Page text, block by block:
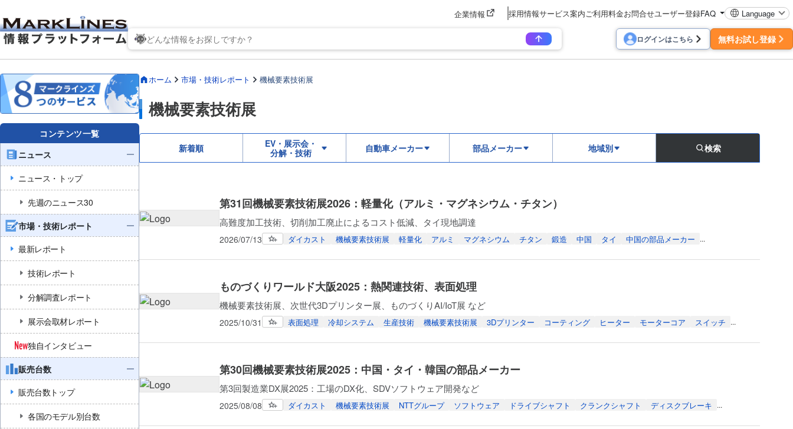
企業情報 採用情報サービス案内 ご利用料金お問合せユーザー登録FAQ Language
ログインはこちら 無料お試し登録
コンテンツ一覧
ニュース
ニュース・トップ
先週のニュース30
市場・技術レポート
最新レポート
技術レポート
分解調査レポート
展示会取材レポート
独自インタビュー
販売台数
販売台数トップ
各国のモデル別台数
ホーム 市場・技術レポート 機械要素技術展
機械要素技術展
新着順
EV・展示会・
分解・技術
自動車メーカー 部品メーカー 地域別 検索
第31回機械要素技術展2026：軽量化（アルミ・マグネシウム・チタン）
高難度加工技術、切削加工廃止によるコスト低減、タイ現地調達
2026/07/13 ダイカスト 機械要素技術展 軽量化 アルミ マグネシウム チタン 鍛造 中国 タイ 中国の部品メーカー ...
ものづくりワールド大阪2025：熱関連技術、表面処理
機械要素技術展、次世代3Dプリンター展、ものづくりAI/IoT展 など
2025/10/31 表面処理 冷却システム 生産技術 機械要素技術展 3Dプリンター コーティング ヒーター モーターコア スイッチ ...
第30回機械要素技術展2025：中国・タイ・韓国の部品メーカー
第3回製造業DX展2025：工場のDX化、SDVソフトウェア開発など
2025/08/08 ダイカスト 機械要素技術展 NTTグループ ソフトウェア ドライブシャフト クランクシャフト ディスクブレーキ ...